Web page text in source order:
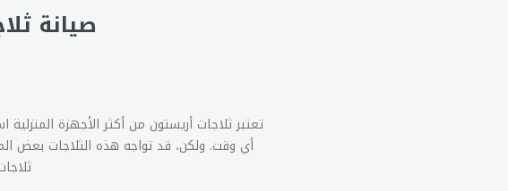
صيانة
تعتبر ثلاجات أريستون من أكثر الأجهزة
أي وقت. ولكن، قد تواجه هذه الثلاجات بعض